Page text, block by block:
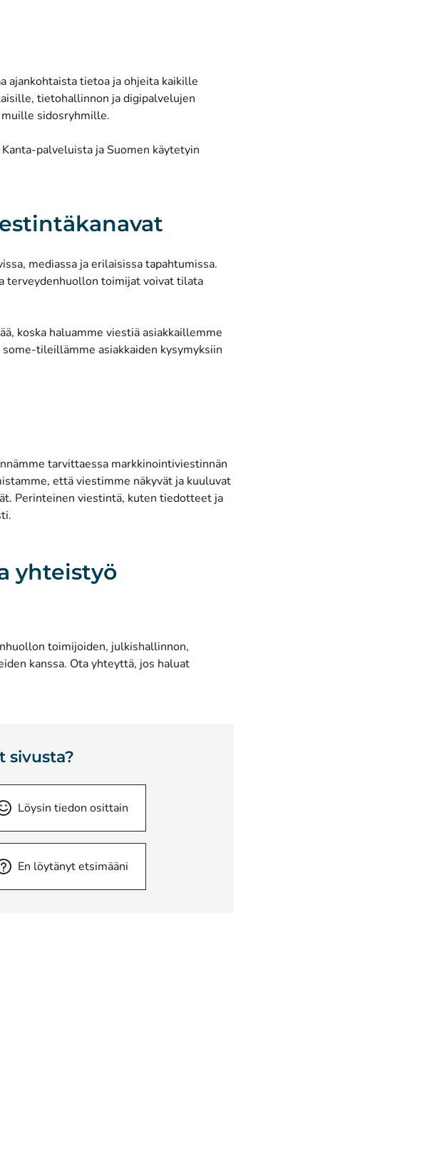
ajankohtaista tietoa ja ohjeita kaikille
tietohallinnon ja digipalvelujen
sidosryhmille.
palveluista ja Suomen käytetyin
mediassa ja erilaisissa tapahtumissa.
terveydenhuollon toimijat voivat tilata
koska haluamme viestiä asiakkaillemme
some-tileillämme asiakkaiden kysymyksiin
tarvittaessa markkinointiviestinnän
että viestimme näkyvät ja kuuluvat
Perinteinen viestintä, kuten tiedotteet ja
yhteistyö
toimijoiden, julkishallinnon,
kanssa. Ota yhteyttä, jos haluat
sivusta?
Löysin tiedon osittain
En löytänyt etsimääni